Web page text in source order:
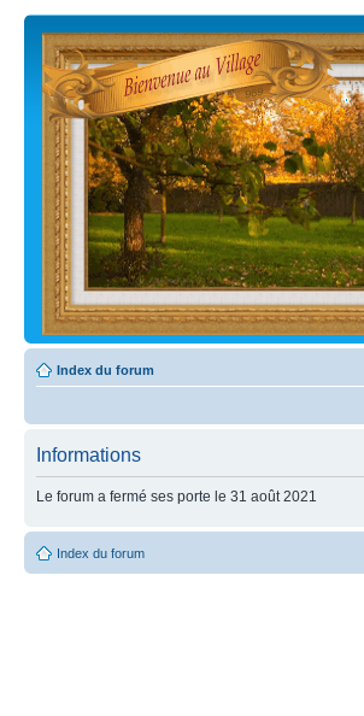
Index du forum
Informations
Le forum a fermé ses porte le 31 août 2021
Index du forum